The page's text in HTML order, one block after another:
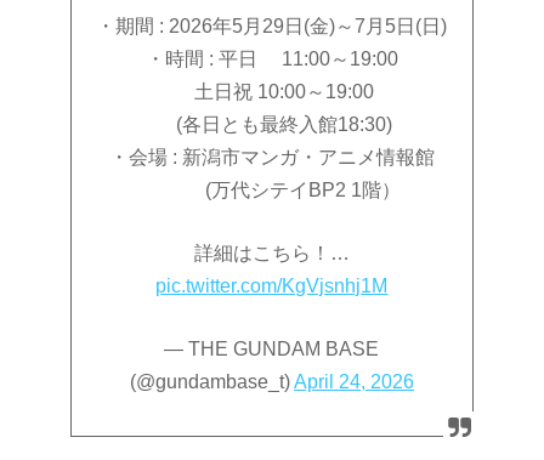
・期間 : 2026年5月29日(金)～7月5日(日)
・時間 : 平日 11:00～19:00
土日祝 10:00～19:00
(各日とも最終入館18:30)
・会場 : 新潟市マンガ・アニメ情報館
(万代シテイBP2 1階）
詳細はこちら！…
pic.twitter.com/KgVjsnhj1M
— THE GUNDAM BASE
(@gundambase_t)April 24, 2026